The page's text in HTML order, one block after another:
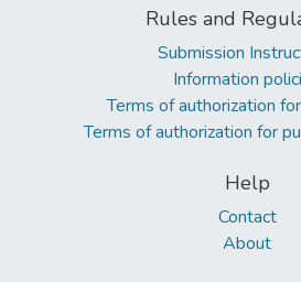
Rules and
Submission
Information
Terms of authorization
Terms of authorization for
Help
Contact
About